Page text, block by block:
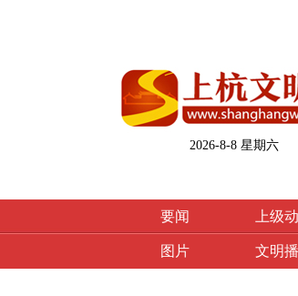
2026-8-8 星期六
要闻 上级
图片 文明